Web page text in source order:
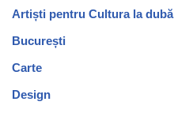
Artiști pentru Cultura la dubă
București
Carte
Design